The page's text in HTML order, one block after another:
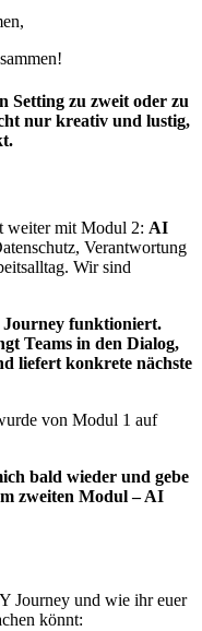
Setting zu zweit oder zu
nur kreativ und lustig,
weiter mit Modul 2: AI
Verantwortung
Wir sind
funktioniert.
Teams in den Dialog,
liefert konkrete nächste
von Modul 1 auf
bald wieder und gebe
zweiten Modul – AI
Journey und wie ihr euer
könnt: